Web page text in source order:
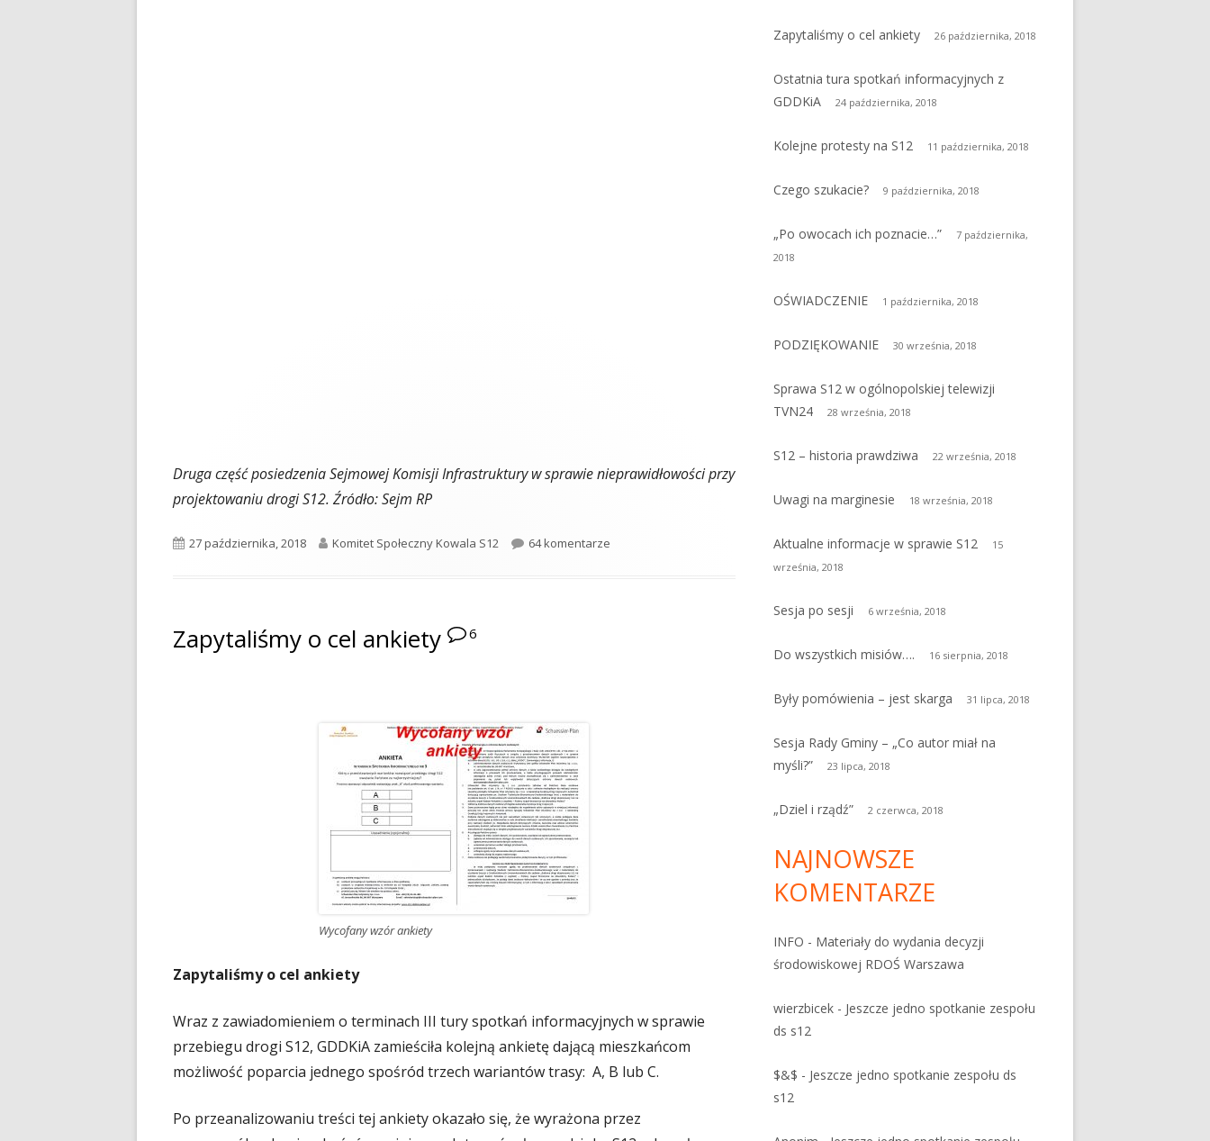
Druga część posiedzenia Sejmowej Komisji Infrastruktury w sprawie nieprawidłowości przy
projektowaniu drogi S12. Źródło: Sejm RP
Opublikowano
27 października, 2018 Autor
Komitet Społeczny Kowala S12 64 komentarze do Sprawa S12 w Sejmowej Komisji Infrastruktury
Zapytaliśmy o cel ankiety 6
Wycofany wzór ankiety
Zapytaliśmy o cel ankiety
Wraz z zawiadomieniem o terminach III tury spotkań informacyjnych w sprawie
przebiegu drogi S12, GDDKiA zamieściła kolejną ankietę dającą mieszkańcom
możliwość poparcia jednego spośród trzech wariantów trasy: A, B lub C.
Po przeanalizowaniu treści tej ankiety okazało się, że wyrażona przez
Zapytaliśmy o cel ankiety 26 października, 2018
Ostatnia tura spotkań informacyjnych z
GDDKiA
24 października, 2018
Kolejne protesty na S12 11 października, 2018
Czego szukacie? 9 października, 2018
„Po owocach ich poznacie…”
7 października,
2018
OŚWIADCZENIE 1 października, 2018
PODZIĘKOWANIE 30 września, 2018
Sprawa S12 w ogólnopolskiej telewizji
TVN24
28 września, 2018
S12 – historia prawdziwa 22 września, 2018
Uwagi na marginesie 18 września, 2018
Aktualne informacje w sprawie S12
15
września, 2018
Sesja po sesji 6 września, 2018
Do wszystkich misiów…. 16 sierpnia, 2018
Były pomówienia – jest skarga 31 lipca, 2018
Sesja Rady Gminy – „Co autor miał na
myśli?”
23 lipca, 2018
„Dziel i rządź” 2 czerwca, 2018
NAJNOWSZE
KOMENTARZE
INFO - Materiały do wydania decyzji
środowiskowej RDOŚ Warszawa
wierzbicek - Jeszcze jedno spotkanie zespołu
ds s12
$&$ - Jeszcze jedno spotkanie zespołu ds
s12